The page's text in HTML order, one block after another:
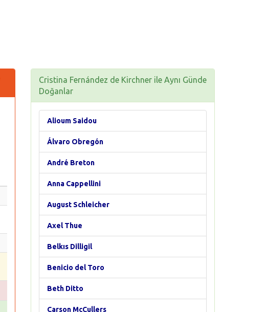
Cristina Fernández de Kirchner ile Aynı Günde
Doğanlar
Alioum Saidou
Álvaro Obregón
André Breton
Anna Cappellini
August Schleicher
Axel Thue
Belkıs Dilligil
Benicio del Toro
Beth Ditto
Carson McCullers